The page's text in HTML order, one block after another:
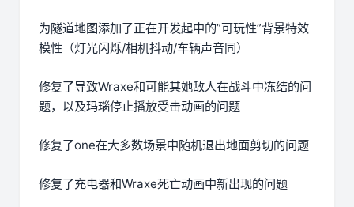
为隧道地图添加了正在开发起中的”可玩性”背景特效
模性（灯光闪烁/相机抖动/车辆声音同）
修复了导致Wraxe和可能其她敌人在战斗中冻结的问
题，以及玛瑙停止播放受击动画的问题
修复了one在大多数场景中随机退出地面剪切的问题
修复了充电器和Wraxe死亡动画中新出现的问题